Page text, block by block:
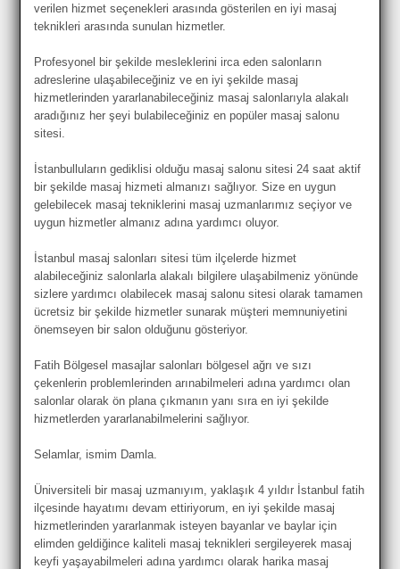
verilen hizmet seçenekleri arasında gösterilen en iyi masaj
teknikleri arasında sunulan hizmetler.
Profesyonel bir şekilde mesleklerini irca eden salonların
adreslerine ulaşabileceğiniz ve en iyi şekilde masaj
hizmetlerinden yararlanabileceğiniz masaj salonlarıyla alakalı
aradığınız her şeyi bulabileceğiniz en popüler masaj salonu
sitesi.
İstanbulluların gediklisi olduğu masaj salonu sitesi 24 saat aktif
bir şekilde masaj hizmeti almanızı sağlıyor. Size en uygun
gelebilecek masaj tekniklerini masaj uzmanlarımız seçiyor ve
uygun hizmetler almanız adına yardımcı oluyor.
İstanbul masaj salonları sitesi tüm ilçelerde hizmet
alabileceğiniz salonlarla alakalı bilgilere ulaşabilmeniz yönünde
sizlere yardımcı olabilecek masaj salonu sitesi olarak tamamen
ücretsiz bir şekilde hizmetler sunarak müşteri memnuniyetini
önemseyen bir salon olduğunu gösteriyor.
Fatih Bölgesel masajlar salonları bölgesel ağrı ve sızı
çekenlerin problemlerinden arınabilmeleri adına yardımcı olan
salonlar olarak ön plana çıkmanın yanı sıra en iyi şekilde
hizmetlerden yararlanabilmelerini sağlıyor.
Selamlar, ismim Damla.
Üniversiteli bir masaj uzmanıyım, yaklaşık 4 yıldır İstanbul fatih
ilçesinde hayatımı devam ettiriyorum, en iyi şekilde masaj
hizmetlerinden yararlanmak isteyen bayanlar ve baylar için
elimden geldiğince kaliteli masaj teknikleri sergileyerek masaj
keyfi yaşayabilmeleri adına yardımcı olarak harika masaj